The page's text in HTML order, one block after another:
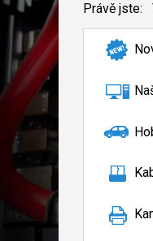
Právě jste: